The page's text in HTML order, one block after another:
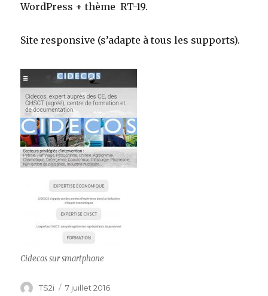
WordPress + thème RT-19.
Site responsive (s’adapte à tous les supports).
Cidecos sur smartphone
Auteur
TS2i
Publié
7 juillet 2016